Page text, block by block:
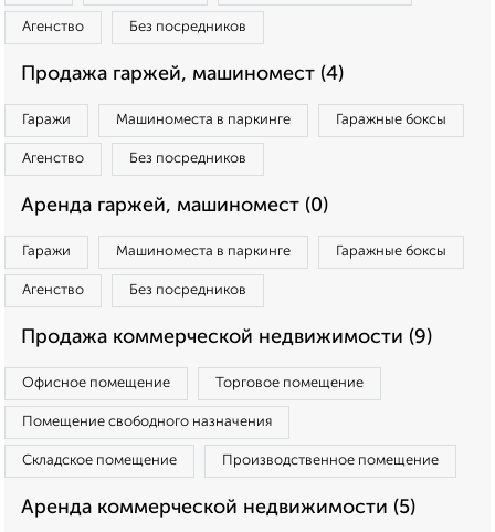
Агенство Без посредников
Продажа гаржей, машиномест (4)
Гаражи Машиноместа в паркинге Гаражные боксы
Агенство Без посредников
Аренда гаржей, машиномест (0)
Гаражи Машиноместа в паркинге Гаражные боксы
Агенство Без посредников
Продажа коммерческой недвижимости (9)
Офисное помещение Торговое помещение
Помещение свободного назначения
Складское помещение Производственное помещение
Аренда коммерческой недвижимости (5)